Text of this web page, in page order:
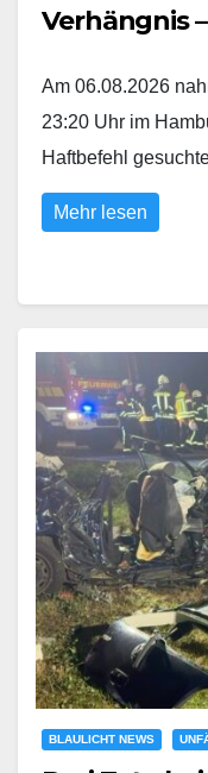
Verhängnis
Am 06.08.2026
23:20 Uhr im
Haftbefehl
Mehr lesen
BLAULICHT NEWS